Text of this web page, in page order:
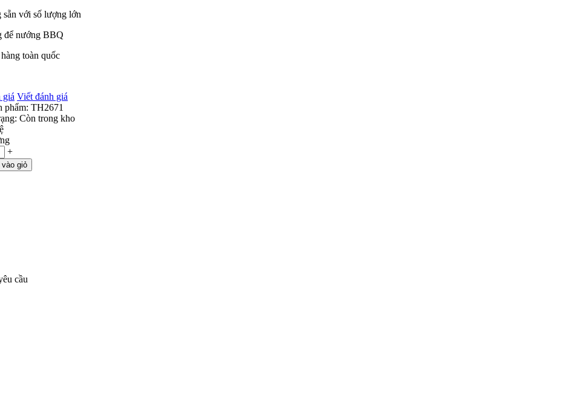
sẵn với số lượng lớn
để nướng BBQ
toàn quốc
giá Viết đánh giá
phẩm: TH2671
Còn trong kho
+
vào giỏ
cầu